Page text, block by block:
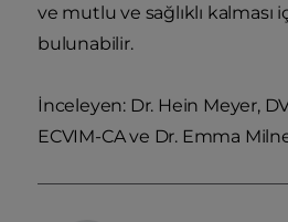
ve mutlu ve sağlıklı kalması
bulunabilir.
İnceleyen: Dr. Hein Meyer,
ECVIM-CA ve Dr. Emma